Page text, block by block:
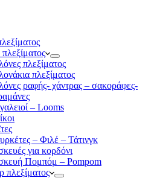
πλεξίματος
πλεξίματος
ραφής- χάντρας – σακοράφες-
– Looms
– Φιλέ – Τάτινγκ
για κορδόνι
Πομπόμ – Pompom
πλεξίματος